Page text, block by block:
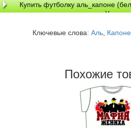
Купить футболку аль_капоне
Ключевые слова: Аль, Капоне
Похожие